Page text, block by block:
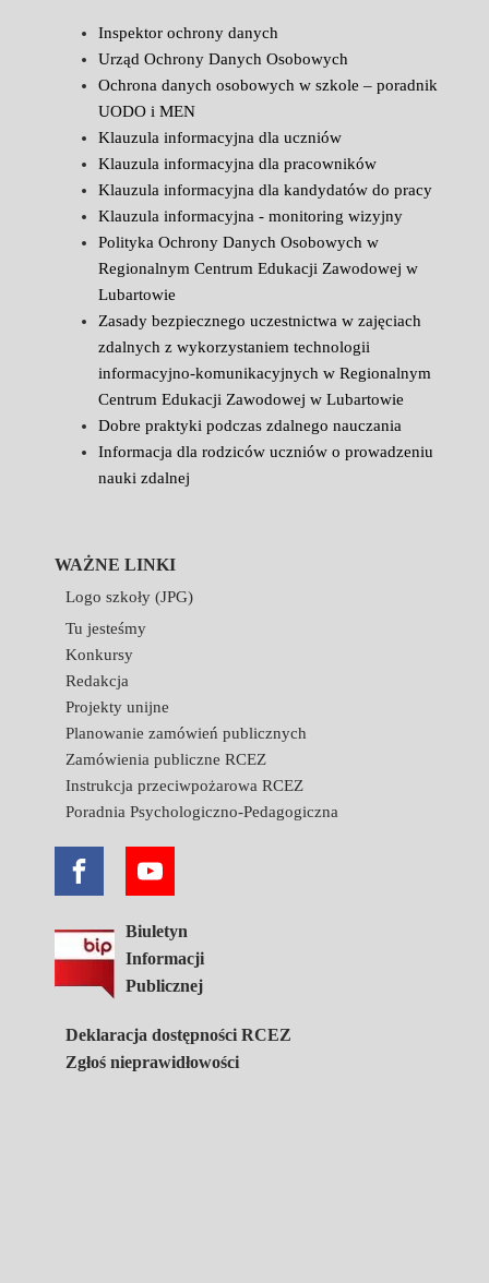
Inspektor ochrony danych
Urząd Ochrony Danych Osobowych
Ochrona danych osobowych w szkole – poradnik
UODO i MEN
Klauzula informacyjna dla uczniów
Klauzula informacyjna dla pracowników
Klauzula informacyjna dla kandydatów do pracy
Klauzula informacyjna - monitoring wizyjny
Polityka Ochrony Danych Osobowych w
Regionalnym Centrum Edukacji Zawodowej w
Lubartowie
Zasady bezpiecznego uczestnictwa w zajęciach
zdalnych z wykorzystaniem technologii
informacyjno-komunikacyjnych w Regionalnym
Centrum Edukacji Zawodowej w Lubartowie
Dobre praktyki podczas zdalnego nauczania
Informacja dla rodziców uczniów o prowadzeniu
nauki zdalnej
WAŻNE LINKI
Logo szkoły (JPG)
Tu jesteśmy
Konkursy
Redakcja
Projekty unijne
Planowanie zamówień publicznych
Zamówienia publiczne RCEZ
Instrukcja przeciwpożarowa RCEZ
Poradnia Psychologiczno-Pedagogiczna
Biuletyn
Informacji
Publicznej
Deklaracja dostępności RCEZ
Zgłoś nieprawidłowości